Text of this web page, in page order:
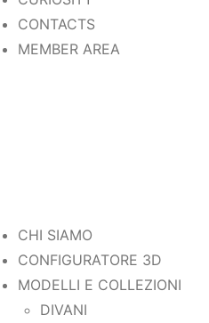
CONTACTS
MEMBER AREA
CHI SIAMO
CONFIGURATORE 3D
MODELLI E COLLEZIONI
DIVANI